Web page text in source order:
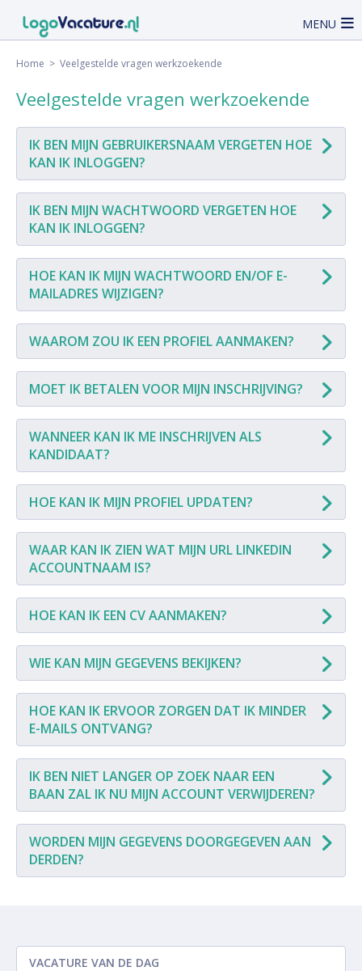
MENU
Home > Veelgestelde vragen werkzoekende
Veelgestelde vragen werkzoekende
IK BEN MIJN GEBRUIKERSNAAM VERGETEN HOE
KAN IK INLOGGEN?
IK BEN MIJN WACHTWOORD VERGETEN HOE
KAN IK INLOGGEN?
HOE KAN IK MIJN WACHTWOORD EN/OF E-
MAILADRES WIJZIGEN?
WAAROM ZOU IK EEN PROFIEL AANMAKEN?
MOET IK BETALEN VOOR MIJN INSCHRIJVING?
WANNEER KAN IK ME INSCHRIJVEN ALS
KANDIDAAT?
HOE KAN IK MIJN PROFIEL UPDATEN?
WAAR KAN IK ZIEN WAT MIJN URL LINKEDIN
ACCOUNTNAAM IS?
HOE KAN IK EEN CV AANMAKEN?
WIE KAN MIJN GEGEVENS BEKIJKEN?
HOE KAN IK ERVOOR ZORGEN DAT IK MINDER
E-MAILS ONTVANG?
IK BEN NIET LANGER OP ZOEK NAAR EEN
BAAN ZAL IK NU MIJN ACCOUNT VERWIJDEREN?
WORDEN MIJN GEGEVENS DOORGEGEVEN AAN
DERDEN?
VACATURE VAN DE DAG